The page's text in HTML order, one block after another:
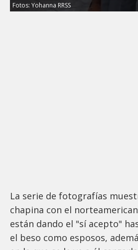
Fotos: Yohanna RRSS
La serie de fotografías
chapina con el
están dando el "sí acepto"
el beso como esposos,